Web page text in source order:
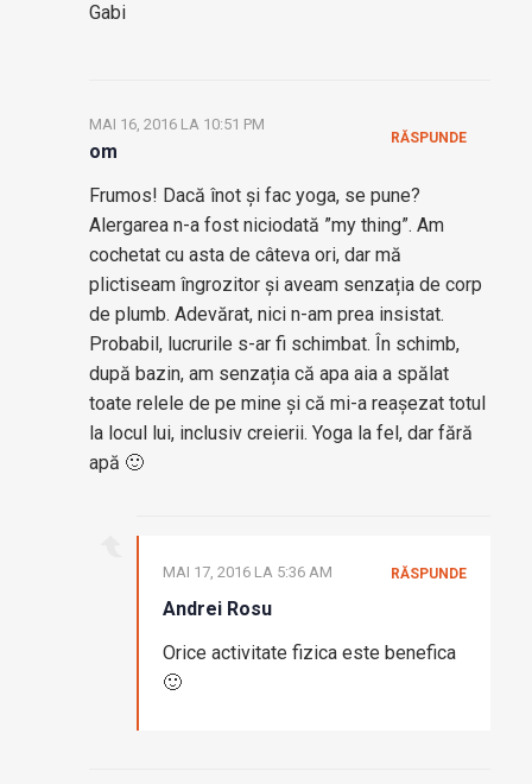
Gabi
om
MAI 16, 2016 LA 10:51 PM
Frumos! Dacă înot și fac yoga, se pune?
Alergarea n-a fost niciodată ”my thing”. Am
cochetat cu asta de câteva ori, dar mă
plictiseam îngrozitor și aveam senzația de corp
de plumb. Adevărat, nici n-am prea insistat.
Probabil, lucrurile s-ar fi schimbat. În schimb,
după bazin, am senzația că apa aia a spălat
toate relele de pe mine și că mi-a reașezat totul
la locul lui, inclusiv creierii. Yoga la fel, dar fără
apă 🙂
RĂSPUNDE
Andrei Rosu
MAI 17, 2016 LA 5:36 AM
Orice activitate fizica este benefica
🙂
RĂSPUNDE